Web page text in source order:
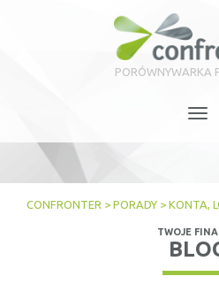
PORÓWNYWARKA
CONFRONTER > PORADY > KONTA,
TWOJE